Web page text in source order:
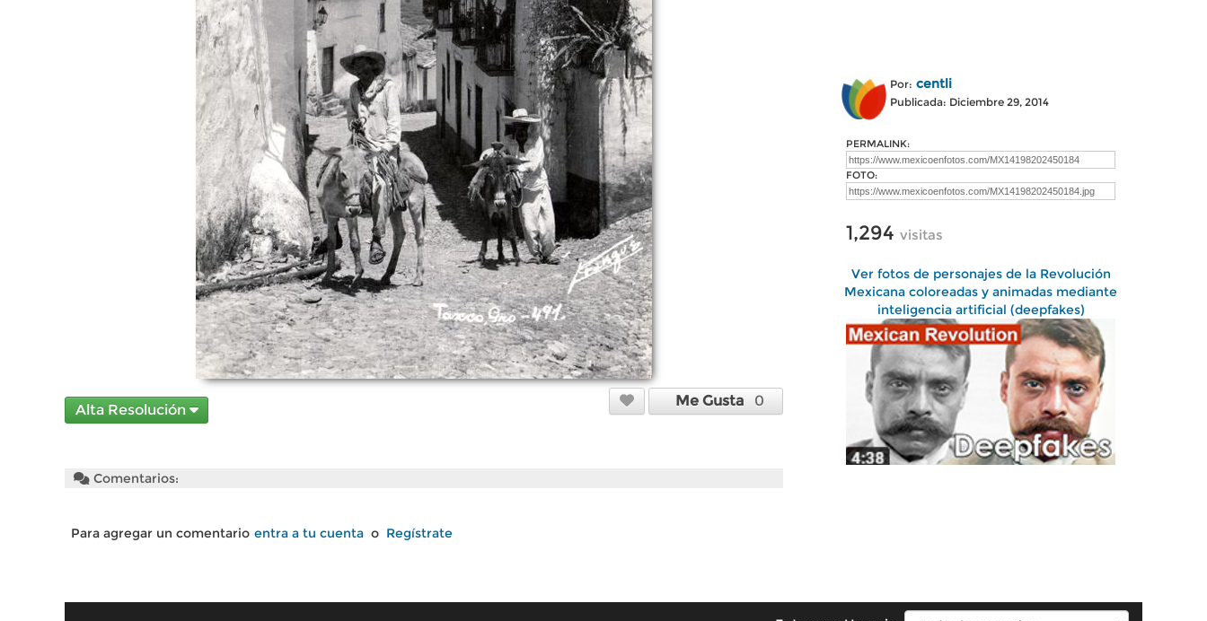
Alta Resolución
Me Gusta 0
Comentarios:
Para agregar un comentario entra a tu cuenta o Regístrate
Por: centli
Publicada: Diciembre 29, 2014
PERMALINK:
FOTO:
1,294 visitas
Ver fotos de personajes de la Revolución
Mexicana coloreadas y animadas mediante
inteligencia artificial (deepfakes)